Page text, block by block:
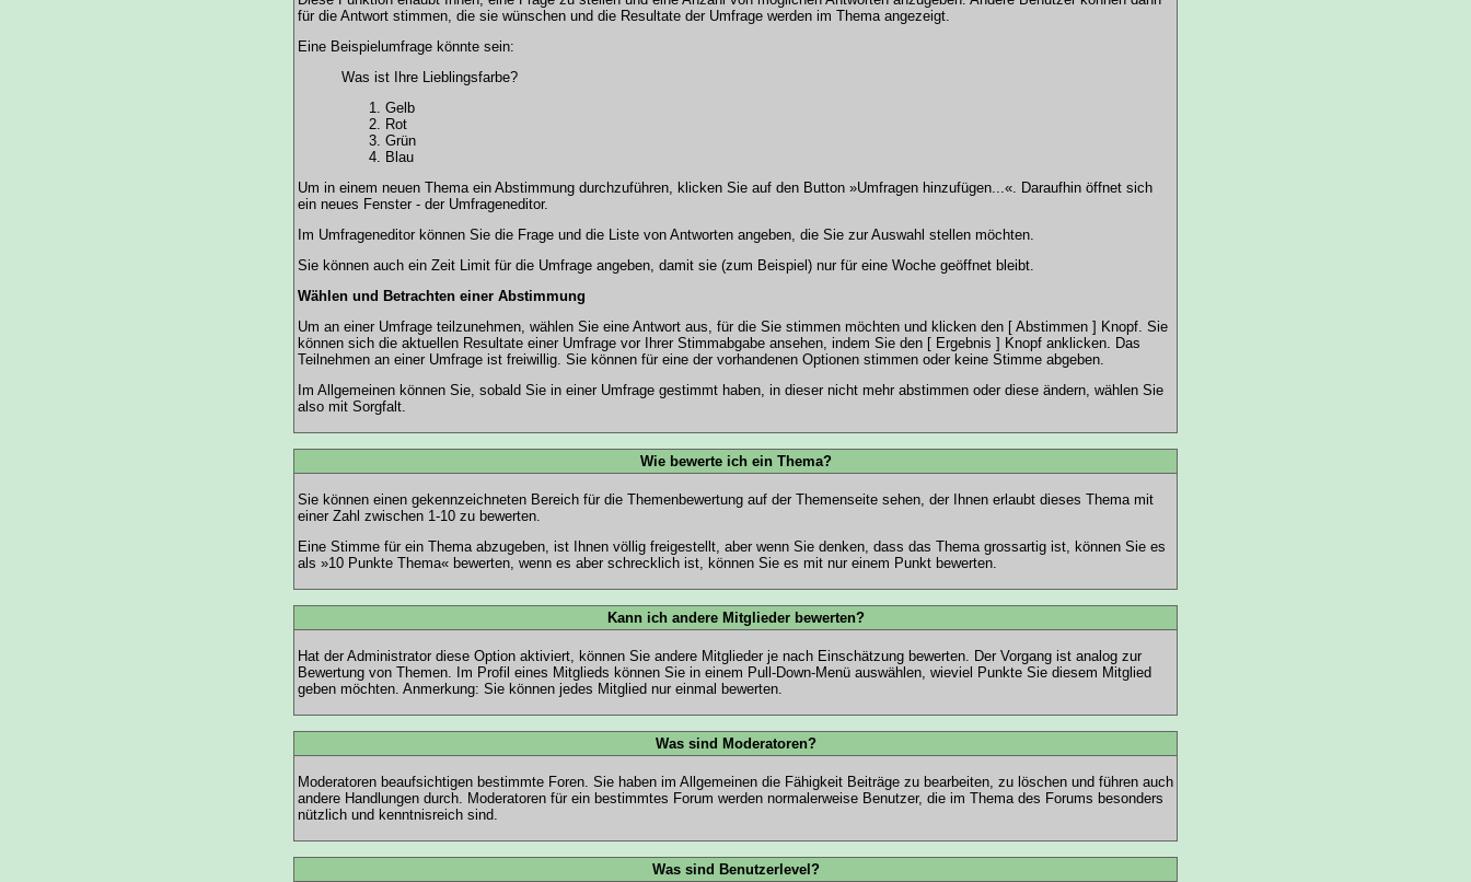
für die Antwort stimmen, die sie wünschen und die Resultate der Umfrage werden im Thema angezeigt.
Eine Beispielumfrage könnte sein:
Was ist Ihre Lieblingsfarbe?
Gelb
Rot
Grün
Blau
Um in einem neuen Thema ein Abstimmung durchzuführen, klicken Sie auf den Button »Umfragen hinzufügen...«. Daraufhin öffnet sich
ein neues Fenster - der Umfrageneditor.
Im Umfrageneditor können Sie die Frage und die Liste von Antworten angeben, die Sie zur Auswahl stellen möchten.
Sie können auch ein Zeit Limit für die Umfrage angeben, damit sie (zum Beispiel) nur für eine Woche geöffnet bleibt.
Wählen und Betrachten einer Abstimmung
Um an einer Umfrage teilzunehmen, wählen Sie eine Antwort aus, für die Sie stimmen möchten und klicken den [ Abstimmen ] Knopf. Sie
können sich die aktuellen Resultate einer Umfrage vor Ihrer Stimmabgabe ansehen, indem Sie den [ Ergebnis ] Knopf anklicken. Das
Teilnehmen an einer Umfrage ist freiwillig. Sie können für eine der vorhandenen Optionen stimmen oder keine Stimme abgeben.
Im Allgemeinen können Sie, sobald Sie in einer Umfrage gestimmt haben, in dieser nicht mehr abstimmen oder diese ändern, wählen Sie
also mit Sorgfalt.
Wie bewerte ich ein Thema?
Sie können einen gekennzeichneten Bereich für die Themenbewertung auf der Themenseite sehen, der Ihnen erlaubt dieses Thema mit
einer Zahl zwischen 1-10 zu bewerten.
Eine Stimme für ein Thema abzugeben, ist Ihnen völlig freigestellt, aber wenn Sie denken, dass das Thema grossartig ist, können Sie es
als »10 Punkte Thema« bewerten, wenn es aber schrecklich ist, können Sie es mit nur einem Punkt bewerten.
Kann ich andere Mitglieder bewerten?
Hat der Administrator diese Option aktiviert, können Sie andere Mitglieder je nach Einschätzung bewerten. Der Vorgang ist analog zur
Bewertung von Themen. Im Profil eines Mitglieds können Sie in einem Pull-Down-Menü auswählen, wieviel Punkte Sie diesem Mitglied
geben möchten. Anmerkung: Sie können jedes Mitglied nur einmal bewerten.
Was sind Moderatoren?
Moderatoren beaufsichtigen bestimmte Foren. Sie haben im Allgemeinen die Fähigkeit Beiträge zu bearbeiten, zu löschen und führen auch
andere Handlungen durch. Moderatoren für ein bestimmtes Forum werden normalerweise Benutzer, die im Thema des Forums besonders
nützlich und kenntnisreich sind.
Was sind Benutzerlevel?